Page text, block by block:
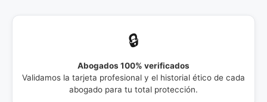
🔒
Abogados 100% verificados
Validamos la tarjeta profesional y el historial ético de cada
abogado para tu total protección.